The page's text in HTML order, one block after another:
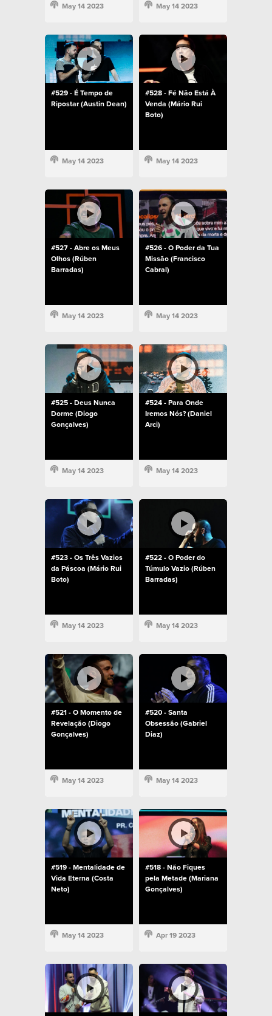
May 14 2023 May 14 2023
#529 - É Tempo de
Ripostar (Austin Dean)
May 14 2023
#528 - Fé Não Está À
Venda (Mário Rui
Boto)
May 14 2023
#527 - Abre os Meus
Olhos (Rúben
Barradas)
May 14 2023
#526 - O Poder da Tua
Missão (Francisco
Cabral)
May 14 2023
#525 - Deus Nunca
Dorme (Diogo
Gonçalves)
May 14 2023
#524 - Para Onde
Iremos Nós? (Daniel
Arci)
May 14 2023
#523 - Os Três Vazios
da Páscoa (Mário Rui
Boto)
May 14 2023
#522 - O Poder do
Túmulo Vazio (Rúben
Barradas)
May 14 2023
#521 - O Momento de
Revelação (Diogo
Gonçalves)
May 14 2023
#520 - Santa
Obsessão (Gabriel
Diaz)
May 14 2023
#519 - Mentalidade de
Vida Eterna (Costa
Neto)
May 14 2023
#518 - Não Fiques
pela Metade (Mariana
Gonçalves)
Apr 19 2023